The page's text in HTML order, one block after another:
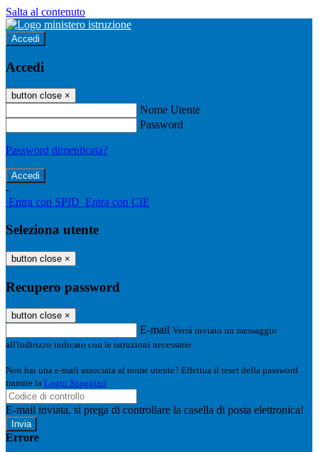
Salta al contenuto
Accedi
Accedi
button close ×
Nome Utente
Password
Password dimenticata?
-
Entra con SPID Entra con CIE
Seleziona utente
button close ×
Recupero password
button close ×
E-mail Verrà inviato un messaggio
all'indirizzo indicato con le istruzioni necessarie.
Non hai una e-mail associata al nome utente? Effettua il reset della password
tramite la Login Spaggiari
E-mail inviata, si prega di controllare la casella di posta elettronica!
Errore